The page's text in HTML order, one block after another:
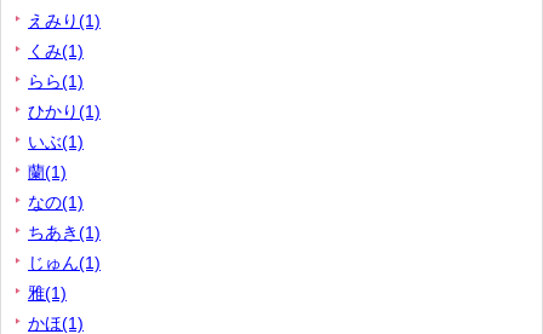
えみり(1)
くみ(1)
らら(1)
ひかり(1)
いぶ(1)
蘭(1)
なの(1)
ちあき(1)
じゅん(1)
雅(1)
かほ(1)